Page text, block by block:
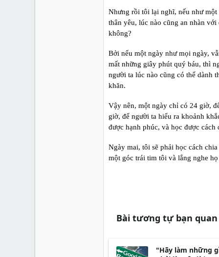
Nhưng rồi tôi lại nghĩ, nếu như
thân yêu, lúc nào cũng an nhàn
không?
Bởi nếu một ngày như mọi ngày,
mất những giây phút quý báu, thì
người ta lúc nào cũng có thể dành
khăn.
Vậy nên, một ngày chỉ có 24 giờ,
giờ, để người ta hiểu ra khoảnh
được hạnh phúc, và học được
Ngày mai, tôi sẽ phải học cách
một góc trái tim tôi và lắng nghe
Bài tương tự bạn
"Hãy làm những